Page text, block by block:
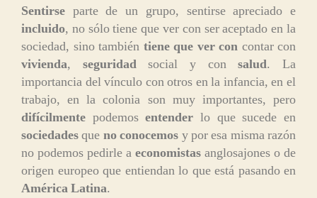
Sentirse parte de un grupo, sentirse apreciado e
incluido, no sólo tiene que ver con ser aceptado en la
sociedad, sino también tiene que ver con contar con
vivienda, seguridadsocial y consalud. La
importancia del vínculo con otros en la infancia, en el
trabajo, en la colonia son muy importantes, pero
difícilmente podemosentender lo que sucede en
sociedadesque no conocemos y por esa misma razón
no podemos pedirle a economistas anglosajones o de
origen europeo que entiendan lo que está pasando en
América Latina.